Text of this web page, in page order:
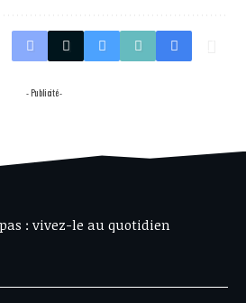
- Publicité -
: vivez-le au quotidien